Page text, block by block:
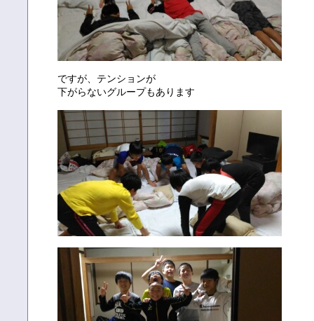
ですが、テンションが
下がらないグループもあります